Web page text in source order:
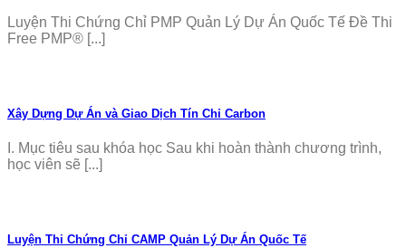
Luyện Thi Chứng Chỉ PMP Quản Lý Dự Án Quốc Tế Đề Thi
Free PMP® [...]
Xây Dựng Dự Án và Giao Dịch Tín Chỉ Carbon
I. Mục tiêu sau khóa học Sau khi hoàn thành chương trình,
học viên sẽ [...]
Luyện Thi Chứng Chỉ CAMP Quản Lý Dự Án Quốc Tế